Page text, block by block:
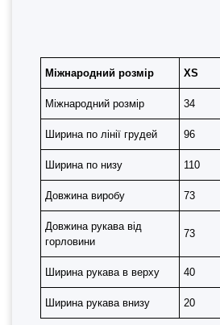
Міжнародний розмір XS
Міжнародний розмір 34
Ширина по лінії грудей 96
Ширина по низу 110
Довжина виробу 73
Довжина рукава від
горловини
73
Ширина рукава в верху 40
Ширина рукава внизу 20